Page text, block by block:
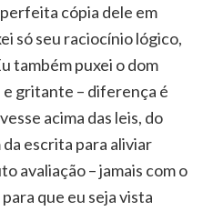
perfeita cópia dele em
só seu raciocínio lógico,
também puxei o dom
e gritante – diferença é
acima das leis, do
da escrita para aliviar
avaliação – jamais com o
que eu seja vista